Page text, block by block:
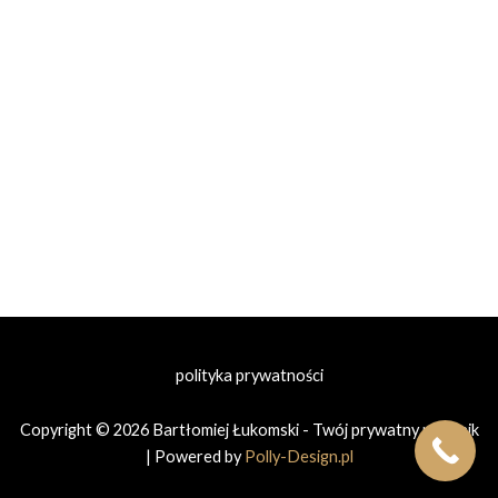
polityka prywatności
Copyright © 2026 Bartłomiej Łukomski - Twój prywatny prawnik
| Powered by Polly-Design.pl